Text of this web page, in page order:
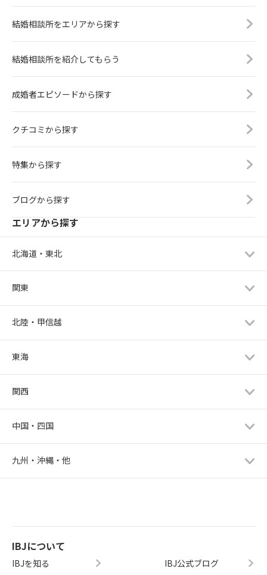
結婚相談所をエリアから探す
結婚相談所を紹介してもらう
成婚者エピソードから探す
クチコミから探す
特集から探す
ブログから探す
エリアから探す
北海道・東北
関東
北陸・甲信越
東海
関西
中国・四国
九州・沖縄・他
IBJについて
IBJを知る IBJ公式ブログ